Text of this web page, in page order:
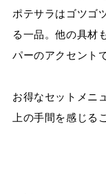
ポテサラはゴツゴ
る一品。他の具材
パーのアクセント
お得なセットメニ
上の手間を感じる